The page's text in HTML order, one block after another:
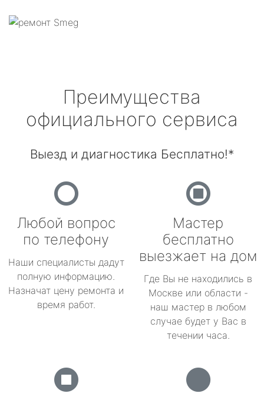
Преимущества
официального сервиса
Выезд и диагностика Бесплатно!*
Любой вопрос
по телефону
Наши специалисты дадут
полную информацию.
Назначат цену ремонта и
время работ.
Мастер
бесплатно
выезжает на дом
Где Вы не находились в
Москве или области -
наш мастер в любом
случае будет у Вас в
течении часа.